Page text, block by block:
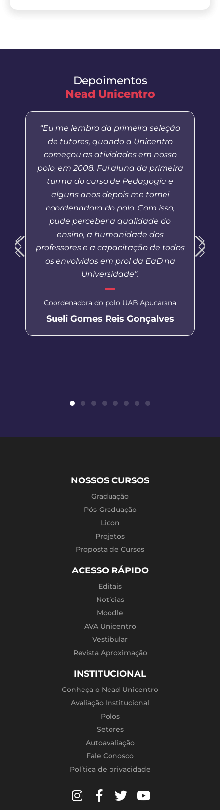
Depoimentos
Nead Unicentro
“Eu me lembro da primeira seleção
de tutores, quando a Unicentro
começou as atividades em nosso
polo, em 2008. Fui aluna da primeira
turma do curso de Pedagogia e
alguns anos depois me tornei
coordenadora do polo. Com isso,
pude perceber a qualidade do
ensino, a humanidade dos
professores e a capacitação de todos
os envolvidos em prol da EaD na
Universidade”.
Coordenadora do polo UAB Apucarana
Sueli Gomes Reis Gonçalves
NOSSOS CURSOS
Graduação
Pós-Graduação
Licon
Projetos
Proposta de Cursos
ACESSO RÁPIDO
Editais
Notícias
Moodle
AVA Unicentro
Vestibular
Revista Aproximação
INSTITUCIONAL
Conheça o Nead Unicentro
Avaliação Institucional
Polos
Setores
Autoavaliação
Fale Conosco
Política de privacidade